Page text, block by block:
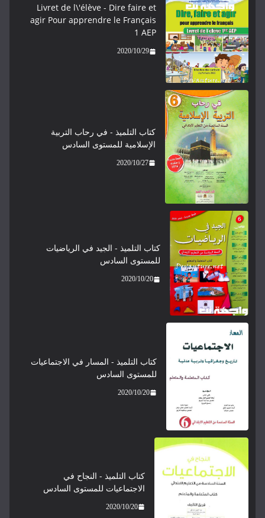
Livret de l\'élève - ​​​Dire faire et
agir Pour apprendre le Français
1 AEP
2020/10/29
كتاب التلميذ - في رحاب التربية
الإسلامية للمستوى السادس
2020/10/27
كتاب التلميذ - الجيد في الرياضيات
للمستوى السادس
2020/10/20
كتاب التلميذ - المسار في الاجتماعيات
للمستوى السادس
2020/10/20
كتاب التلميذ - النجاح في
الاجتماعيات للمستوى السادس
2020/10/20